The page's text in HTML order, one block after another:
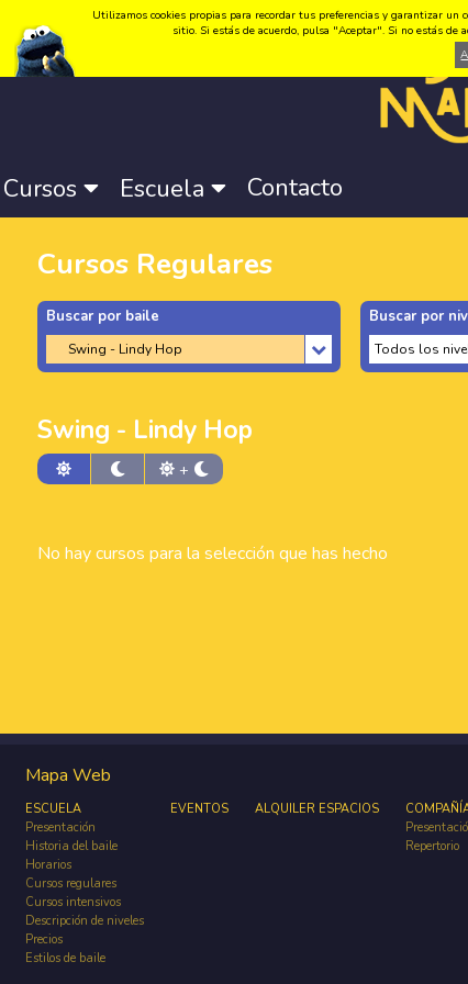
Idioma:Català -Castellano-English
Cursos Escuela Contacto
Cursos Regulares
Buscar por baile Buscar por
Swing - Lindy Hop
+
No hay cursos para la selección que has hecho
Mapa Web
ESCUELA
Presentación
Historia del baile
Horarios
Cursos regulares
Cursos intensivos
Descripción de niveles
Precios
Estilos de baile
EVENTOS ALQUILER ESPACIOS
Repertorio
Utilizamos cookies propias para recordar tus preferencias y garantizar
sitio. Si estás de acuerdo, pulsa "Aceptar". Si no estás de